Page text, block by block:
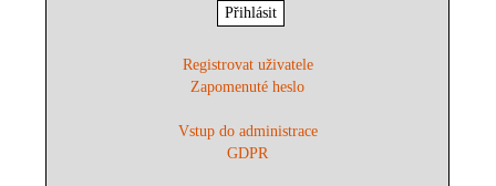
Registrovat uživatele
Zapomenuté heslo
Vstup do administrace
GDPR